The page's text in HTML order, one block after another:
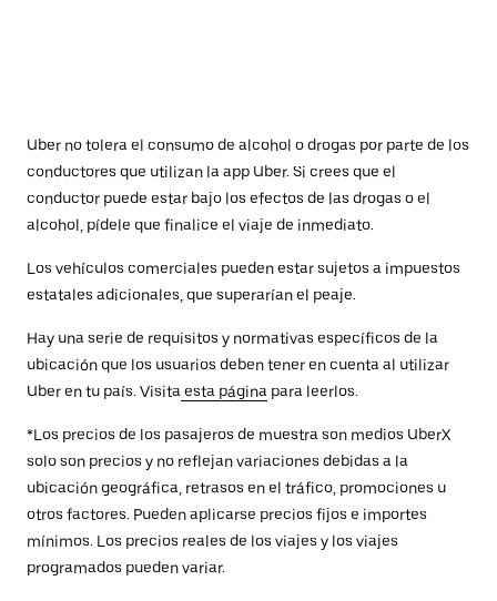
Uber no tolera el consumo de alcohol o drogas por parte de los
conductores que utilizan la app Uber. Si crees que el
conductor puede estar bajo los efectos de las drogas o el
alcohol, pídele que finalice el viaje de inmediato.
Los vehículos comerciales pueden estar sujetos a impuestos
estatales adicionales, que superarían el peaje.
Hay una serie de requisitos y normativas específicos de la
ubicación que los usuarios deben tener en cuenta al utilizar
Uber en tu país. Visitaesta página para leerlos.
*Los precios de los pasajeros de muestra son medios UberX
solo son precios y no reflejan variaciones debidas a la
ubicación geográfica, retrasos en el tráfico, promociones u
otros factores. Pueden aplicarse precios fijos e importes
mínimos. Los precios reales de los viajes y los viajes
programados pueden variar.